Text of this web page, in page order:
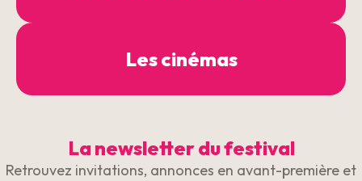
Les cinémas
La newsletter du festival
Retrouvez invitations, annonces en avant-première et